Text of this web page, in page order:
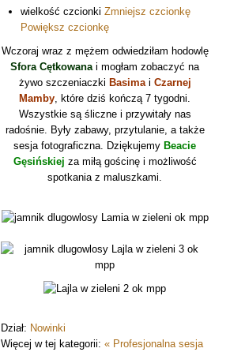
wielkość czcionki Zmniejsz czcionkę
Powiększ czcionkę
Wczoraj wraz z mężem odwiedziłam hodowlę
Sfora Cętkowanai mogłam zobaczyć na
żywo szczeniaczki Basimai Czarnej
Mamby, które dziś kończą 7 tygodni.
Wszystkie są śliczne i przywitały nas
radośnie. Były zabawy, przytulanie, a także
sesja fotograficzna. Dziękujemy Beacie
Gęsińskiej za miłą gościnę i możliwość
spotkania z maluszkami.
Dział: Nowinki
Więcej w tej kategorii: « Profesjonalna sesja